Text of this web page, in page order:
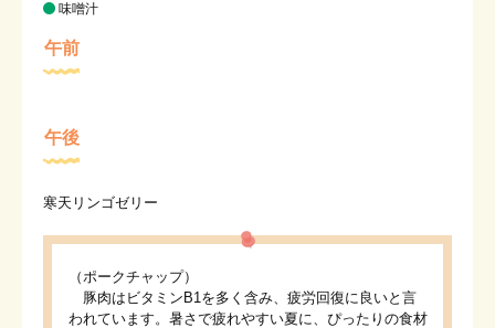
味噌汁
午前
午後
寒天リンゴゼリー
（ポークチャップ）
豚肉はビタミンB1を多く含み、疲労回復に良いと言
われています。暑さで疲れやすい夏に、ぴったりの食材